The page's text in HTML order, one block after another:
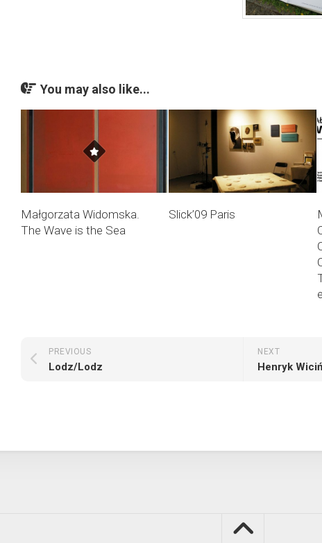
You may also like...
Małgorzata Widomska.
The Wave is the Sea
Slick’09 Paris
NEXT
Henryk
PREVIOUS
Lodz/Lodz